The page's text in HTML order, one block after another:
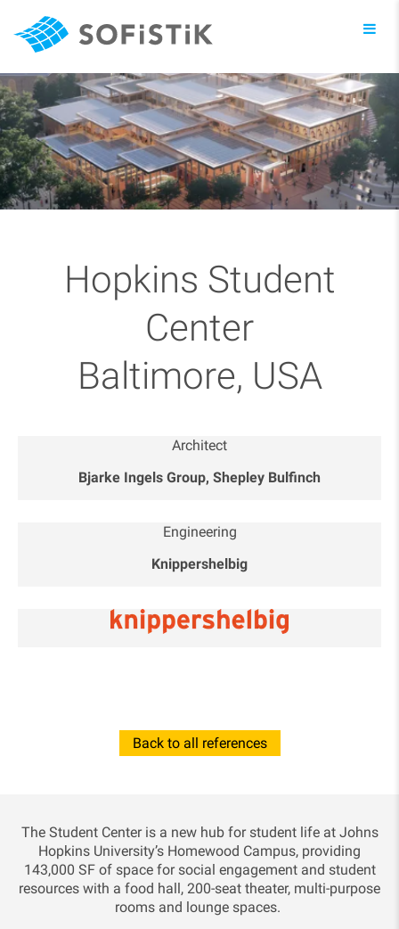
Hopkins Student
Center
Baltimore, USA
Architect
Bjarke Ingels Group, Shepley Bulfinch
Engineering
Knippershelbig
Back to all references
The Student Center is a new hub for student life at Johns
Hopkins University’s Homewood Campus, providing
143,000 SF of space for social engagement and student
resources with a food hall, 200-seat theater, multi-purpose
rooms and lounge spaces.